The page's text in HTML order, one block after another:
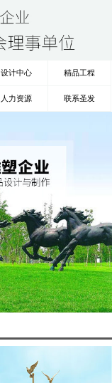
设计中心 精品工程
人力资源 联系圣发